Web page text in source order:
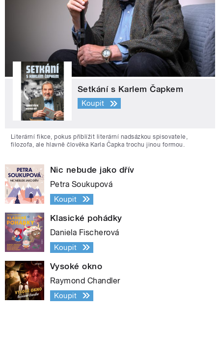
Setkání s Karlem Čapkem
Koupit
Literární fikce, pokus přiblížit literární nadsázkou spisovatele,
filozofa, ale hlavně člověka Karla Čapka trochu jinou formou.
Nic nebude jako dřív
Petra Soukupová
Koupit
Klasické pohádky
Daniela Fischerová
Koupit
Vysoké okno
Raymond Chandler
Koupit